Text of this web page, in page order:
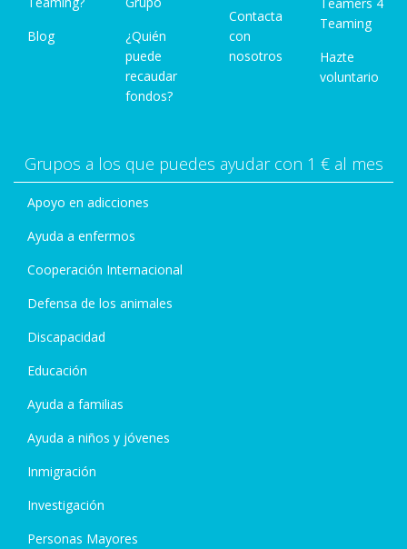
Blog
¿Quién
puede
recaudar
fondos?
Contacta
con
nosotros
Teamers 4
Teaming
Hazte
voluntario
Grupos a los que puedes ayudar con 1 € al mes
Apoyo en adicciones
Ayuda a enfermos
Cooperación Internacional
Defensa de los animales
Discapacidad
Educación
Ayuda a familias
Ayuda a niños y jóvenes
Inmigración
Investigación
Personas Mayores